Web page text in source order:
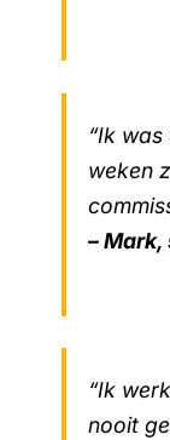
“Ik
weken
– Mark,
“Ik
nooit